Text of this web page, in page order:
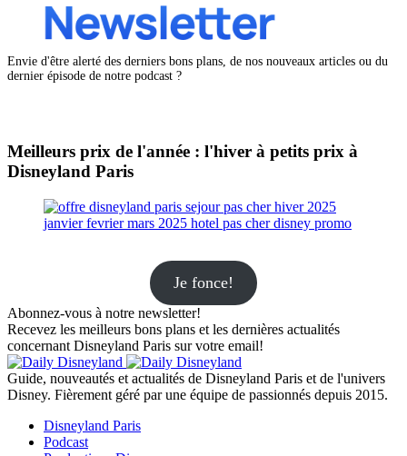
Envie d'être alerté des derniers bons plans, de nos nouveaux articles ou du
dernier épisode de notre podcast ?
Meilleurs prix de l'année : l'hiver à petits prix à
Disneyland Paris
Je fonce!
Abonnez-vous à notre newsletter!
Recevez les meilleurs bons plans et les dernières actualités
concernant Disneyland Paris sur votre email!
Guide, nouveautés et actualités de Disneyland Paris et de l'univers
Disney. Fièrement géré par une équipe de passionnés depuis 2015.
Disneyland Paris
Podcast